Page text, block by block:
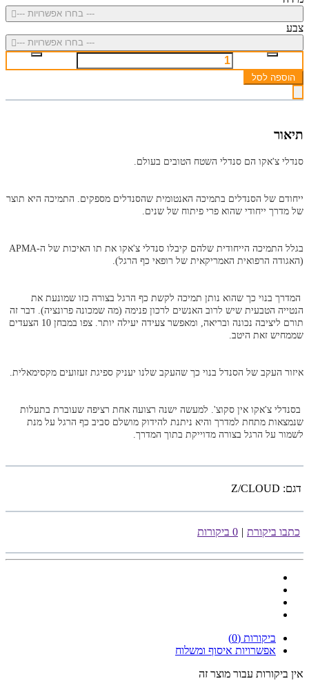
--- בחרו אפשרויות ---
צבע
--- בחרו אפשרויות ---
הוספה לסל
תיאור
סנדלי צ'אקו הם סנדלי השטח הטובים בעולם.
ייחודם של הסנדלים בתמיכה האנטומית שהסנדלים מספקים. התמיכה היא תוצר
של מדרך ייחודי שהוא פרי פיתוח של שנים.
בגלל התמיכה הייחודית שלהם קיבלו סנדלי צ'אקו את תו האיכות של ה-APMA
(האגודה הרפואית האמריקאית של רופאי כף הרגל).
המדרך בנוי כך שהוא נותן תמיכה לקשת כף הרגל בצורה כזו שמונעת את
הנטייה הטבעית שיש לרוב האנשים לרכון פנימה (מה שמכונה פרונציה). דבר זה
תורם ליציבה נכונה ובריאה, ומאפשר צעידה יעילה יותר. צפו במבחן 10 הצעדים
שממחיש זאת היטב.
איזור העקב של הסנדל בנוי כך שהעקב שלנו יעניק ספיגת זעזועים מקסימאלית.
בסנדלי צ'אקו אין סקוצ'. למעשה ישנה רצועה אחת רציפה שעוברת בתעלות
שנמצאות מתחת למדרך והיא ניתנת להידוק מושלם סביב כף הרגל על מנת
לשמור על הרגל בצורה מדוייקת בתוך המדרך.
דגם: Z/CLOUD
כתבו ביקורת | 0 ביקורות
ביקורות (0)
אפשרויות איסוף ומשלוח
אין ביקורות עבור מוצר זה